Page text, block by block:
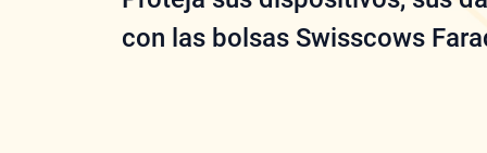
con las bolsas Swisscows